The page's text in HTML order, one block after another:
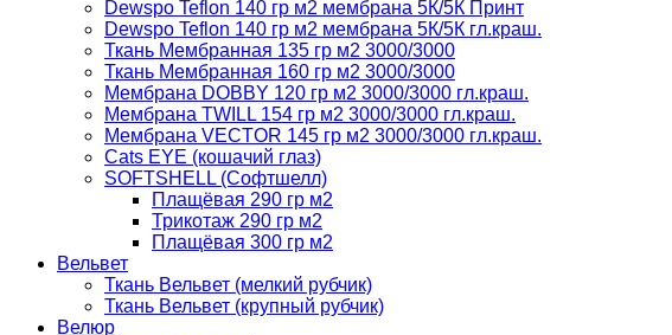
Dewspo Teflon 140 гр м2 мембрана 5К/5К Принт
Dewspo Teflon 140 гр м2 мембрана 5К/5К гл.краш.
Ткань Мембранная 135 гр м2 3000/3000
Ткань Мембранная 160 гр м2 3000/3000
Мембрана DOBBY 120 гр м2 3000/3000 гл.краш.
Мембрана TWILL 154 гр м2 3000/3000 гл.краш.
Мембрана VECTOR 145 гр м2 3000/3000 гл.краш.
Cats EYE (кошачий глаз)
SOFTSHELL (Софтшелл)
Плащёвая 290 гр м2
Трикотаж 290 гр м2
Плащёвая 300 гр м2
Вельвет
Ткань Вельвет (мелкий рубчик)
Ткань Вельвет (крупный рубчик)
Велюр